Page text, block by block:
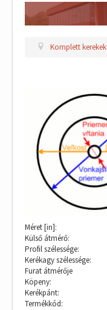
Felületkezelések
Gyártás
Újdonságok
Kapcsolat
Komplett kerekek
Méret [in]:
Külső átmérő:
Profil szélessége:
Kerékagy szélessége:
Furat átmérője
Köpeny:
Kerékpánt:
Termékkód: